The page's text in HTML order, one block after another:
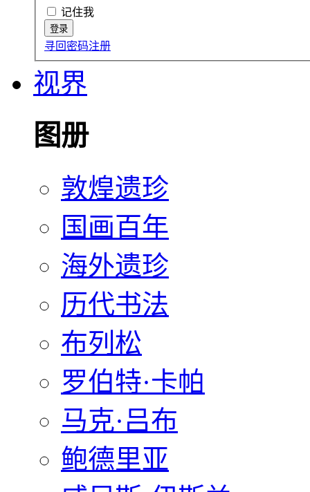
记住我
寻回密码注册
视界
图册
敦煌遗珍
国画百年
海外遗珍
历代书法
布列松
罗伯特·卡帕
马克·吕布
鲍德里亚